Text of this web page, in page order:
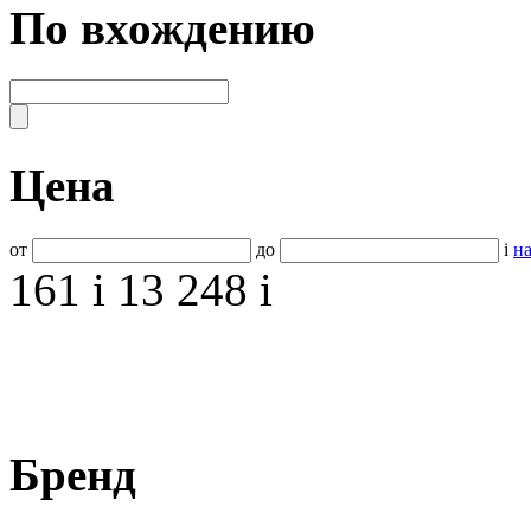
По вхождению
Цена
от до i
161 i 13 248 i
Бренд